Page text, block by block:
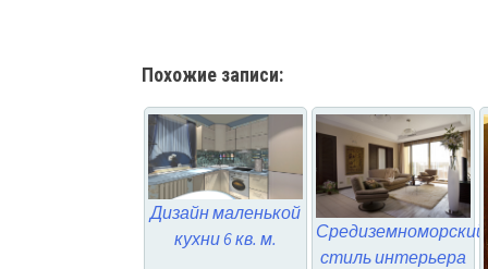
Похожие записи:
Дизайн маленькой
кухни 6 кв. м.
Средиземноморский
стиль интерьера